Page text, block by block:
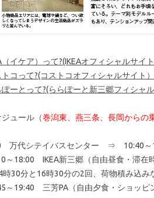
（イケア）って?(IKEAオフィシャルサイト
トコって?(コストコオフィシャルサイト）
ぽーとって?(ららぽーと新三郷フィシャル
ジュール（巻潟東、燕三条、長岡からの
万代シテイバスセンター ⇒ 10:40
～18:00 IKEA新三郷（自由昼食・滞在
30分と16時30分の2回、荷物積み込
～19:40 三芳PA（自由夕食・ショ